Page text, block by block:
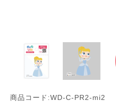
商品コード:WD-C-PR2-mi2